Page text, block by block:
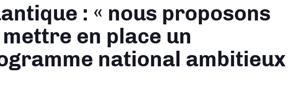
: « nous proposons
en place un
national ambitieux